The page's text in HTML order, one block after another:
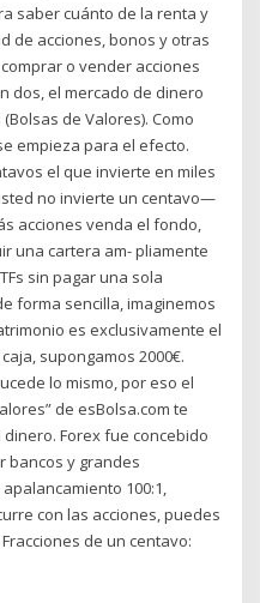
saber cuánto de la renta y
de acciones, bonos y otras
o vender acciones
dos, el mercado de dinero
de Valores). Como
empieza para el efecto.
el que invierte en miles
no invierte un centavo—
acciones venda el fondo,
una cartera am- pliamente
sin pagar una sola
forma sencilla, imaginemos
es exclusivamente el
supongamos 2000€.
lo mismo, por eso el
de esBolsa.com te
Forex fue concebido
bancos y grandes
100:1,
con las acciones, puedes
de un centavo: